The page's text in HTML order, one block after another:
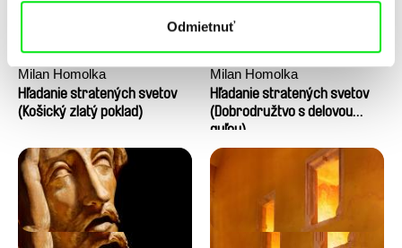
Odmietnuť
Milan Homolka
Hľadanie stratených svetov
(Košický zlatý poklad)
Milan Homolka
Hľadanie stratených svetov
(Dobrodružtvo s delovou
guľou)